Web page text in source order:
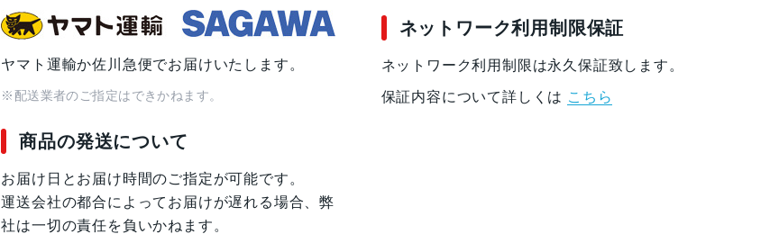
ヤマト運輸か佐川急便でお届けいたします。
※配送業者のご指定はできかねます。
商品の発送について
お届け日とお届け時間のご指定が可能です。
運送会社の都合によってお届けが遅れる場合、弊
社は一切の責任を負いかねます。
ネットワーク利用制限保証
ネットワーク利用制限は永久保証致します。
保証内容について詳しくは こちら